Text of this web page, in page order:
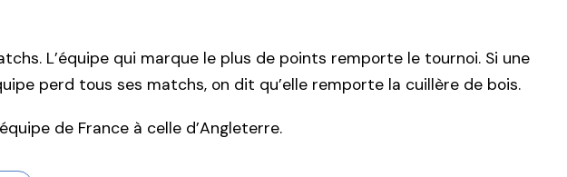
L’équipe qui marque le plus de points remporte le tournoi. Si une
perd tous ses matchs, on dit qu’elle remporte la cuillère de bois.
de France à celle d’Angleterre.